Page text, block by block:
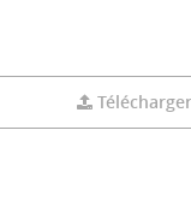
Télécharger